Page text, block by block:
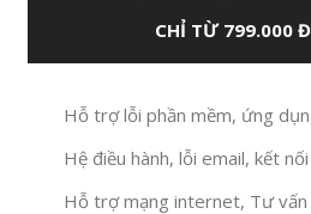
CHỈ TỪ 799.000
Hỗ trợ lỗi phần mềm, ứng
Hệ điều hành, lỗi email, kết
Hỗ trợ mạng internet, Tư vấn